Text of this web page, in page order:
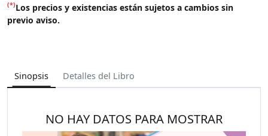
(*)Los precios y existencias están sujetos a cambios sin
previo aviso.
Sinopsis Detalles del Libro
NO HAY DATOS PARA MOSTRAR